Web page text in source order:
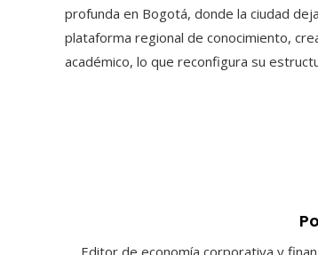
profunda en Bogotá, donde la ciudad
plataforma regional de conocimiento,
académico, lo que reconfigura su
Editor de economía corporativa y